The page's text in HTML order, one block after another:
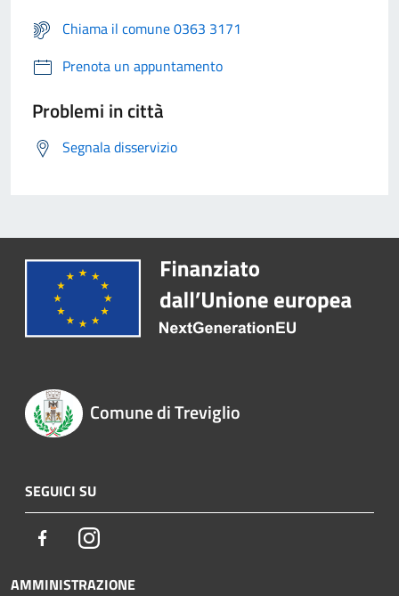
Chiama il comune 0363 3171
Prenota un appuntamento
Problemi in città
Segnala disservizio
Comune di Treviglio
SEGUICI SU
FacebookInstagram
AMMINISTRAZIONE